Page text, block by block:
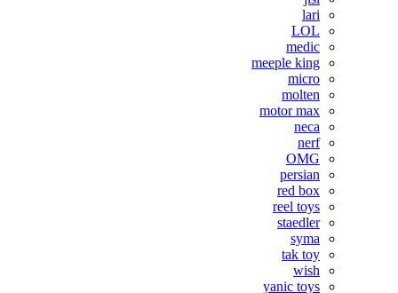
lari
LOL
medic
meeple king
micro
molten
motor max
neca
nerf
OMG
persian
red box
reel toys
staedler
syma
tak toy
wish
yanic toys